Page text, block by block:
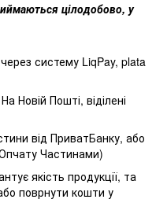
цілодобово, у
систему LiqPay, plata
Новій Пошті, віділені
від ПриватБанку, або
Частинами)
якість продукції, та
поврнути кошти у